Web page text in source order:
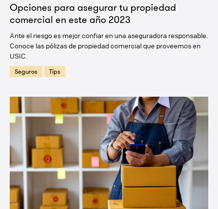
Opciones para asegurar tu propiedad
comercial en este año 2023
Ante el riesgo es mejor confiar en una aseguradora responsable.
Conoce las pólizas de propiedad comercial que proveemos en
USIC.
Seguros Tips